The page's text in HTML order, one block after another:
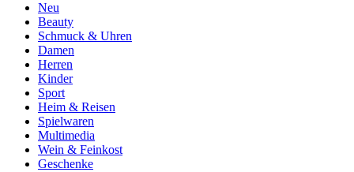
Neu
Beauty
Schmuck & Uhren
Damen
Herren
Kinder
Sport
Heim & Reisen
Spielwaren
Multimedia
Wein & Feinkost
Geschenke